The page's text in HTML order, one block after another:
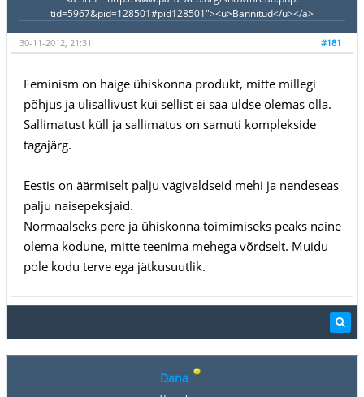
tid=5967&pid=128501#pid128501"><u>Bännitud</u></a>
#181
30-11-2012, 21:31
Feminism on haige ühiskonna produkt, mitte millegi
põhjus ja ülisallivust kui sellist ei saa üldse olemas olla.
Sallimatust küll ja sallimatus on samuti komplekside
tagajärg.
Eestis on äärmiselt palju vägivaldseid mehi ja nendeseas
palju naisepeksjaid.
Normaalseks pere ja ühiskonna toimimiseks peaks naine
olema kodune, mitte teenima mehega võrdselt. Muidu
pole kodu terve ega jätkusuutlik.
Dana